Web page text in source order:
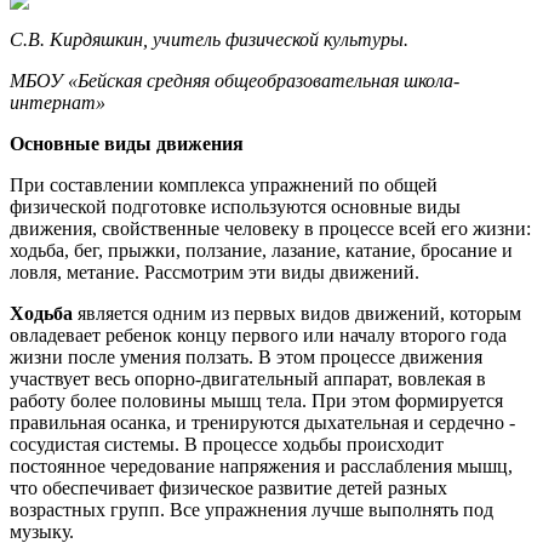
С.В. Кирдяшкин, учитель физической культуры.
МБОУ «Бейская средняя общеобразовательная школа-
интернат»
Основные виды движения
При составлении комплекса упражнений по общей
физической подготовке используются основные виды
движения, свойственные человеку в процессе всей его жизни:
ходьба, бег, прыжки, ползание, лазание, катание, бросание и
ловля, метание. Рассмотрим эти виды движений.
Ходьба является одним из первых видов движений, которым
овладевает ребенок концу первого или началу второго года
жизни после умения ползать. В этом процессе движения
участвует весь опорно-двигательный аппарат, вовлекая в
работу более половины мышц тела. При этом формируется
правильная осанка, и тренируются дыхательная и сердечно -
сосудистая системы. В процессе ходьбы происходит
постоянное чередование напряжения и расслабления мышц,
что обеспечивает физическое развитие детей разных
возрастных групп. Все упражнения лучше выполнять под
музыку.